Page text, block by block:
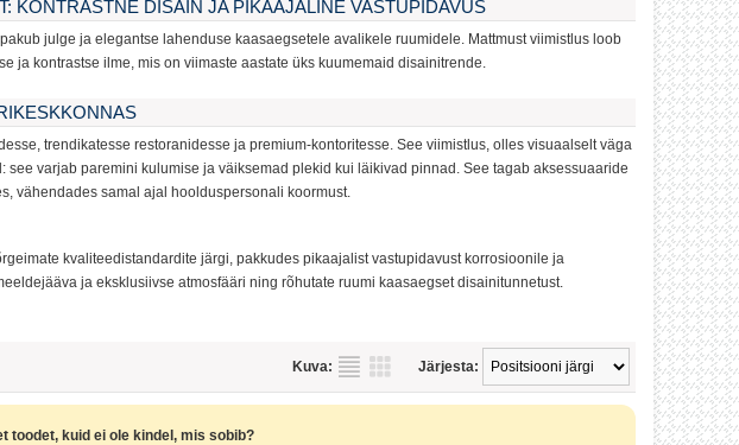
KONTRASTNE DISAIN JA PIKAAJALINE VASTUPIDAVUS
julge ja elegantse lahenduse kaasaegsetele avalikele ruumidele. Mattmust viimistlus loob
ja kontrastse ilme, mis on viimaste aastate üks kuumemaid disainitrende.
trendikatesse restoranidesse ja premium-kontoritesse. See viimistlus, olles visuaalselt väga
see varjab paremini kulumise ja väiksemad plekid kui läikivad pinnad. See tagab aksessuaaride
vähendades samal ajal hoolduspersonali koormust.
kvaliteedistandardite järgi, pakkudes pikaajalist vastupidavust korrosioonile ja
ja eksklusiivse atmosfääri ning rõhutate ruumi kaasaegset disainitunnetust.
Järjesta:
Kuva:
toodet, kuid ei ole kindel, mis sobib?